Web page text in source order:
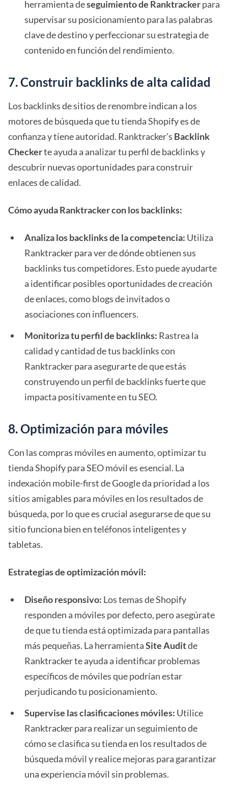
herramienta deseguimiento de Ranktrackerpara
supervisar su posicionamiento para las palabras
clave de destino y perfeccionar su estrategia de
contenido en función del rendimiento.
7. Construir backlinks de alta calidad
Los backlinks de sitios de renombre indican a los
motores de búsqueda que tu tienda Shopify es de
confianza y tiene autoridad. Ranktracker's Backlink
Checkerte ayuda a analizar tu perfil de backlinks y
descubrir nuevas oportunidades para construir
enlaces de calidad.
Cómo ayuda Ranktracker con los backlinks:
Analiza los backlinks de la competencia: Utiliza
Ranktracker para ver de dónde obtienen sus
backlinks tus competidores. Esto puede ayudarte
a identificar posibles oportunidades de creación
de enlaces, como blogs de invitados o
asociaciones con influencers.
Monitoriza tu perfil de backlinks: Rastrea la
calidad y cantidad de tus backlinks con
Ranktracker para asegurarte de que estás
construyendo un perfil de backlinks fuerte que
impacta positivamente en tu SEO.
8. Optimización para móviles
Con las compras móviles en aumento, optimizar tu
tienda Shopify para SEO móvil es esencial. La
indexación mobile-first de Google da prioridad a los
sitios amigables para móviles en los resultados de
búsqueda, por lo que es crucial asegurarse de que su
sitio funciona bien en teléfonos inteligentes y
tabletas.
Estrategias de optimización móvil:
Diseño responsivo: Los temas de Shopify
responden a móviles por defecto, pero asegúrate
de que tu tienda está optimizada para pantallas
más pequeñas. La herramientaSite Auditde
Ranktracker te ayuda a identificar problemas
específicos de móviles que podrían estar
perjudicando tu posicionamiento.
Supervise las clasificaciones móviles: Utilice
Ranktracker para realizar un seguimiento de
cómo se clasifica su tienda en los resultados de
búsqueda móvil y realice mejoras para garantizar
una experiencia móvil sin problemas.